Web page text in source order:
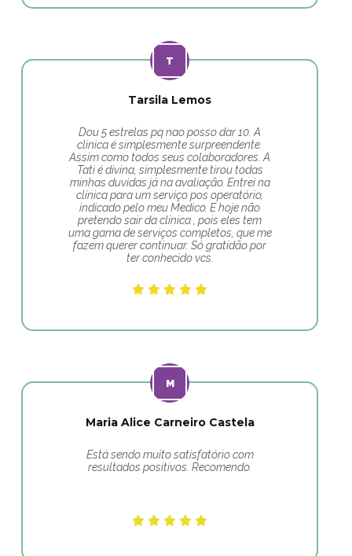
Tarsila Lemos
Dou 5 estrelas pq nao posso dar 10. A
clinica é simplesmente surpreendente.
Assim como todos seus colaboradores. A
Tati é divina, simplesmente tirou todas
minhas duvidas já na avaliação. Entrei na
clínica para um serviço pos operatório,
indicado pelo meu Medico. E hoje não
pretendo sair da clinica , pois eles tem
uma gama de serviços completos, que me
fazem querer continuar. Só gratidão por
ter conhecido vcs.
Maria Alice Carneiro Castela
Está sendo muito satisfatório com
resultados positivos. Recomendo.